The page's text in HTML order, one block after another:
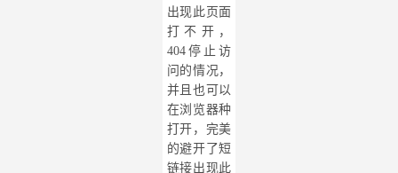
出现此页面
打不开，
404停止访
问的情况，
并且也可以
在浏览器种
打开，完美
的避开了短
链接出现此